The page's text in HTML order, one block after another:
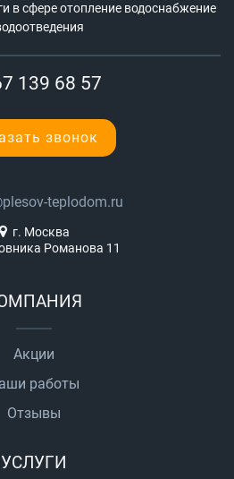
в сфере отопление водоснабжение
139 68 57
звонок
teplodom.ru
г. Москва
Романова 11
Акции
работы
Отзывы
УСЛУГИ